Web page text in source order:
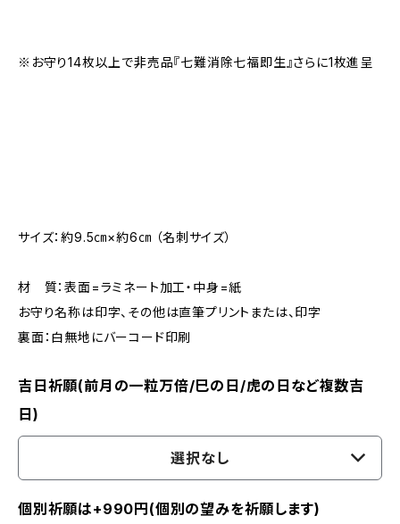
※お守り14枚以上で非売品『七難消除七福即生』さらに1枚進呈
サイズ：約9.5㎝×約6㎝ （名刺サイズ）
材 質：表面=ラミネート加工・中身=紙
お守り名称は印字、その他は直筆プリントまたは、印字
裏面：白無地にバーコード印刷
吉日祈願(前月の一粒万倍/巳の日/虎の日など複数吉
日)
選択なし
個別祈願は+990円(個別の望みを祈願します)